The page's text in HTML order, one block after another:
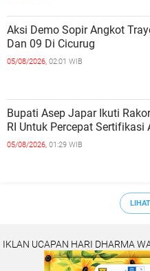
Aksi Demo Sopir Angkot
Dan 09 Di Cicurug
05/08/2026, 02:01 WIB
Bupati Asep Japar Ikuti
RI Untuk Percepat Sertifikasi
05/08/2026, 01:29 WIB
IKLAN UCAPAN HARI DHARMA